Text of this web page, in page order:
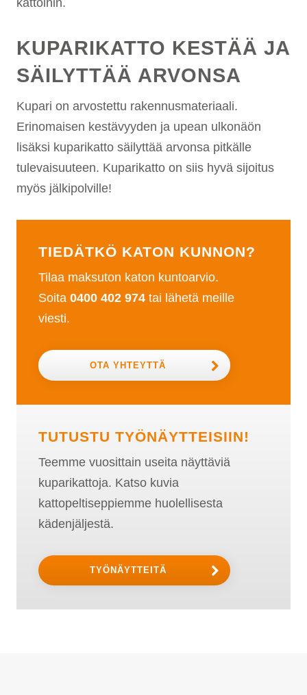
kattoihin.
KUPARIKATTO KESTÄÄ JA
SÄILYTTÄÄ ARVONSA
Kupari on arvostettu rakennusmateriaali.
Erinomaisen kestävyyden ja upean ulkonäön
lisäksi kuparikatto säilyttää arvonsa pitkälle
tulevaisuuteen. Kuparikatto on siis hyvä sijoitus
myös jälkipolville!
TIEDÄTKÖ KATON KUNNON?
Tilaa maksuton katon kuntoarvio.
Soita 0400 402 974 tai lähetä meille
viesti.
OTA YHTEYTTÄ
TUTUSTU TYÖNÄYTTEISIIN!
Teemme vuosittain useita näyttäviä
kuparikattoja. Katso kuvia
kattopeltiseppiemme huolellisesta
kädenjäljestä.
TYÖNÄYTTEITÄ